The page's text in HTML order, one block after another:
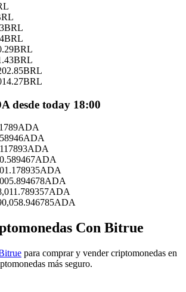
un Trader de Copia
de beneficios y comisiones de copy trading
data que incluye información comercial, etc.
BRL
BRL
BRL
BRL
BRL
BRL
desde today 18:00
ADA
ADA
ADA
ADA
ADA
ADA
ADA
ADA
Con Bitrue
para comprar y vender criptomonedas en
más seguro.